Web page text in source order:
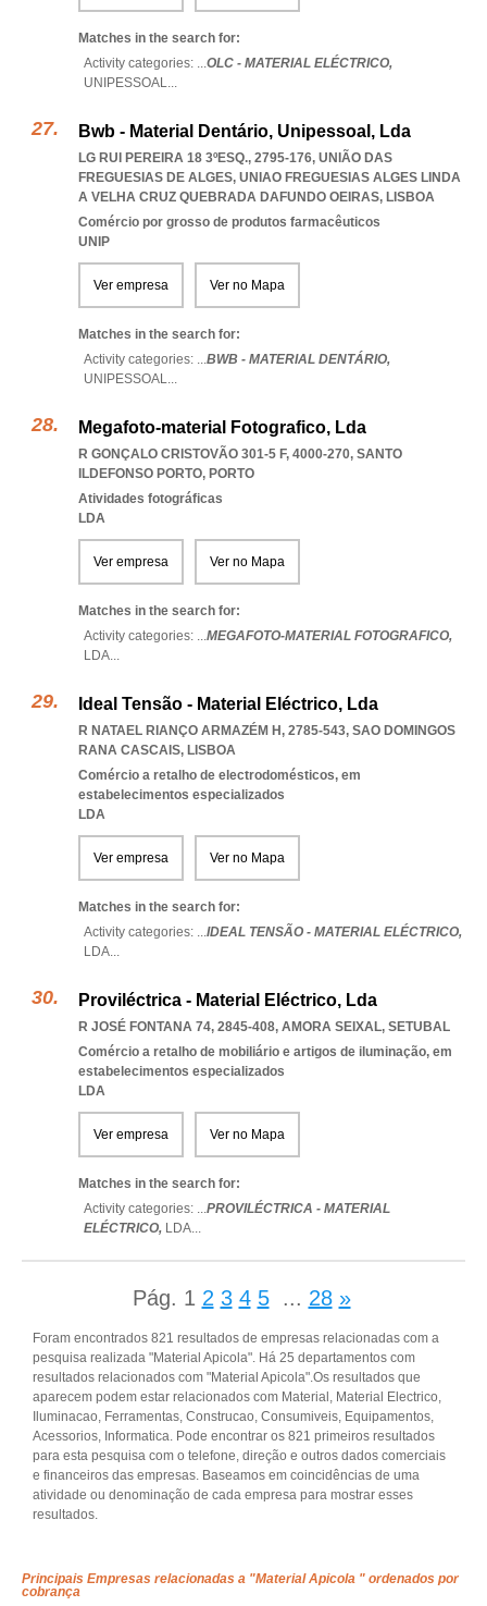
Matches in the search for:
Activity categories: ...OLC - MATERIAL ELÉCTRICO,
UNIPESSOAL...
Bwb - Material Dentário, Unipessoal, Lda
LG RUI PEREIRA 18 3ºESQ., 2795-176, UNIÃO DAS
FREGUESIAS DE ALGES, UNIAO FREGUESIAS ALGES LINDA
A VELHA CRUZ QUEBRADA DAFUNDO OEIRAS, LISBOA
Comércio por grosso de produtos farmacêuticos
UNIP
Ver empresa Ver no Mapa
Matches in the search for:
Activity categories: ...BWB - MATERIAL DENTÁRIO,
UNIPESSOAL...
Megafoto-material Fotografico, Lda
R GONÇALO CRISTOVÃO 301-5 F, 4000-270, SANTO
ILDEFONSO PORTO, PORTO
Atividades fotográficas
LDA
Ver empresa Ver no Mapa
Matches in the search for:
Activity categories: ...MEGAFOTO-MATERIAL FOTOGRAFICO,
LDA...
Ideal Tensão - Material Eléctrico, Lda
R NATAEL RIANÇO ARMAZÉM H, 2785-543, SAO DOMINGOS
RANA CASCAIS, LISBOA
Comércio a retalho de electrodomésticos, em
estabelecimentos especializados
LDA
Ver empresa Ver no Mapa
Matches in the search for:
Activity categories: ...IDEAL TENSÃO - MATERIAL ELÉCTRICO,
LDA...
Proviléctrica - Material Eléctrico, Lda
R JOSÉ FONTANA 74, 2845-408, AMORA SEIXAL, SETUBAL
Comércio a retalho de mobiliário e artigos de iluminação, em
estabelecimentos especializados
LDA
Ver empresa Ver no Mapa
Matches in the search for:
Activity categories: ...PROVILÉCTRICA - MATERIAL
ELÉCTRICO, LDA...
Pág. 1 2 3 4 5 ... 28 »
Foram encontrados 821 resultados de empresas relacionadas com a
pesquisa realizada "Material Apicola". Há 25 departamentos com
resultados relacionados com "Material Apicola".Os resultados que
aparecem podem estar relacionados com Material, Material Electrico,
Iluminacao, Ferramentas, Construcao, Consumiveis, Equipamentos,
Acessorios, Informatica. Pode encontrar os 821 primeiros resultados
para esta pesquisa com o telefone, direção e outros dados comerciais
e financeiros das empresas. Baseamos em coincidências de uma
atividade ou denominação de cada empresa para mostrar esses
resultados.
Principais Empresas relacionadas a "Material Apicola " ordenados por
cobrança